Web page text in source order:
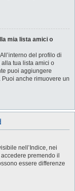
mia lista amici o
del profilo di
tua lista amici o
puoi aggiungere
anche rimuovere un
nell’Indice, nei
premendo il
essere differenze